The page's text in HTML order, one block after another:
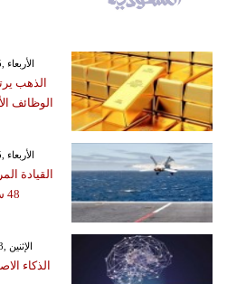
GMT 05:48 2026 الأربعاء ,05 آب / أغسطس
الذهب
الوظائف
GMT 23:53 2026 الأربعاء ,05 آب / أغسطس
القيادة
48 سفينة منذ إعادة حصار إيران
GMT 08:56 2026 الإثنين ,03 آب / أغسطس
الذكاء